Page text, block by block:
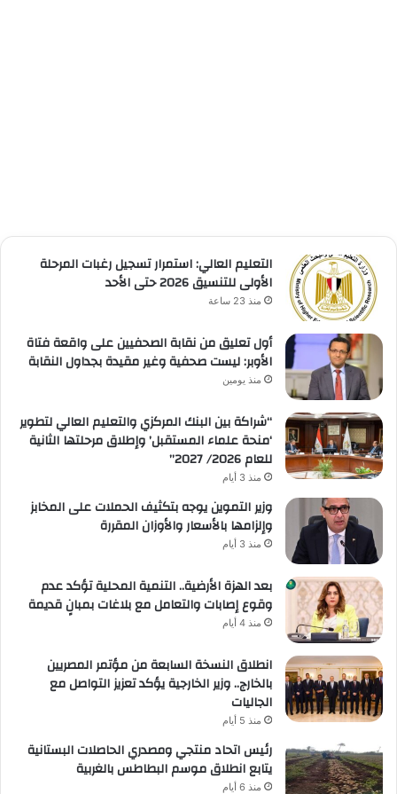
التعليم العالي: استمرار تسجيل رغبات المرحلة
الأولى للتنسيق 2026 حتى الأحد
منذ 23 ساعة
أول تعليق من نقابة الصحفيين على واقعة فتاة
الأوبر: ليست صحفية وغير مقيدة بجداول النقابة
منذ يومين
“شراكة بين البنك المركزي والتعليم العالي لتطوير
‘منحة علماء المستقبل’ وإطلاق مرحلتها الثانية
للعام 2026/ 2027”
منذ 3 أيام
وزير التموين يوجه بتكثيف الحملات على المخابز
وإلزامها بالأسعار والأوزان المقررة
منذ 3 أيام
بعد الهزة الأرضية.. التنمية المحلية تؤكد عدم
وقوع إصابات والتعامل مع بلاغات بمبانٍ قديمة
منذ 4 أيام
انطلاق النسخة السابعة من مؤتمر المصريين
بالخارج.. وزير الخارجية يؤكد تعزيز التواصل مع
الجاليات
منذ 5 أيام
رئيس اتحاد منتجي ومصدري الحاصلات البستانية
يتابع انطلاق موسم البطاطس بالغربية
منذ 6 أيام